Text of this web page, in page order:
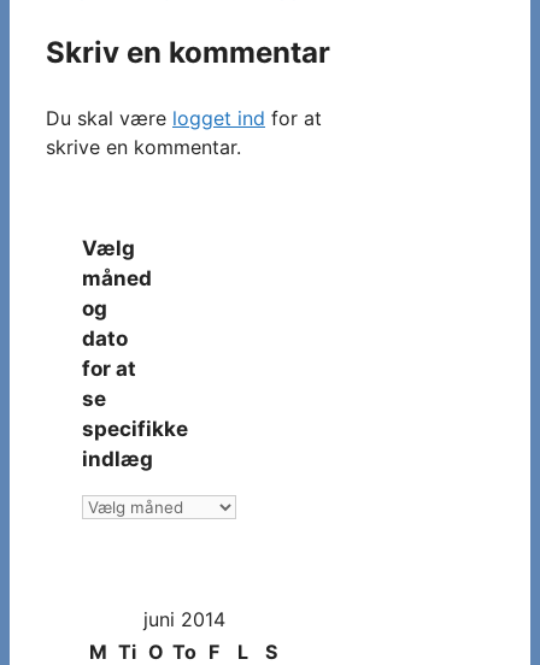
Skriv en kommentar
Du skal være logget ind for at
skrive en kommentar.
Vælg
måned
og
dato
for at
se
specifikke
indlæg
Vælg
at
juni 2014
M Ti O To F L
S